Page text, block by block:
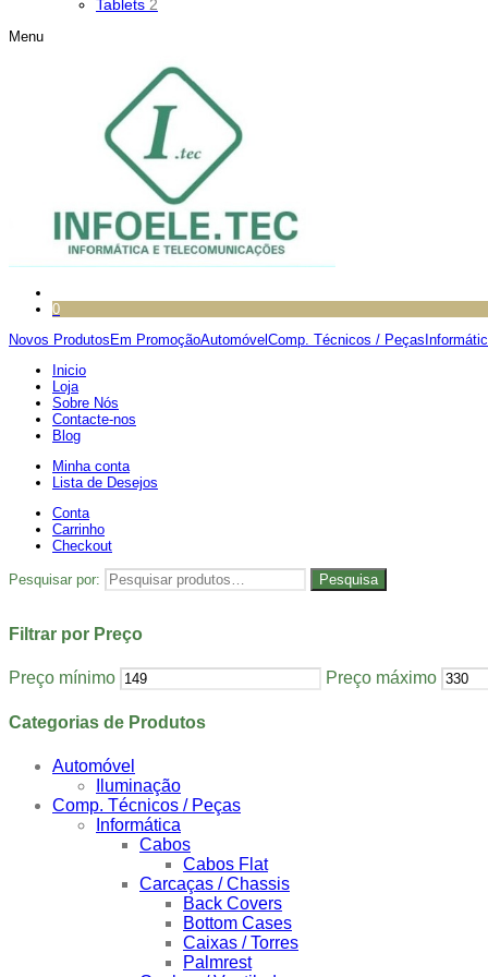
Tablets 2
Menu
0
Novos Produtos Em PromoçãoAutomóvel Comp. Técnicos / Peças
Inicio
Loja
Sobre Nós
Contacte-nos
Blog
Minha conta
Lista de Desejos
Conta
Carrinho
Checkout
Pesquisar por: Pesquisa
Filtrar por Preço
Preço mínimo Preço máximo
Categorias de Produtos
Automóvel
Iluminação
Comp. Técnicos / Peças
Informática
Cabos
Cabos Flat
Carcaças / Chassis
Back Covers
Bottom Cases
Caixas / Torres
Palmrest